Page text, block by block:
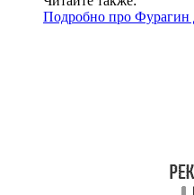
Подробно про Фурагин